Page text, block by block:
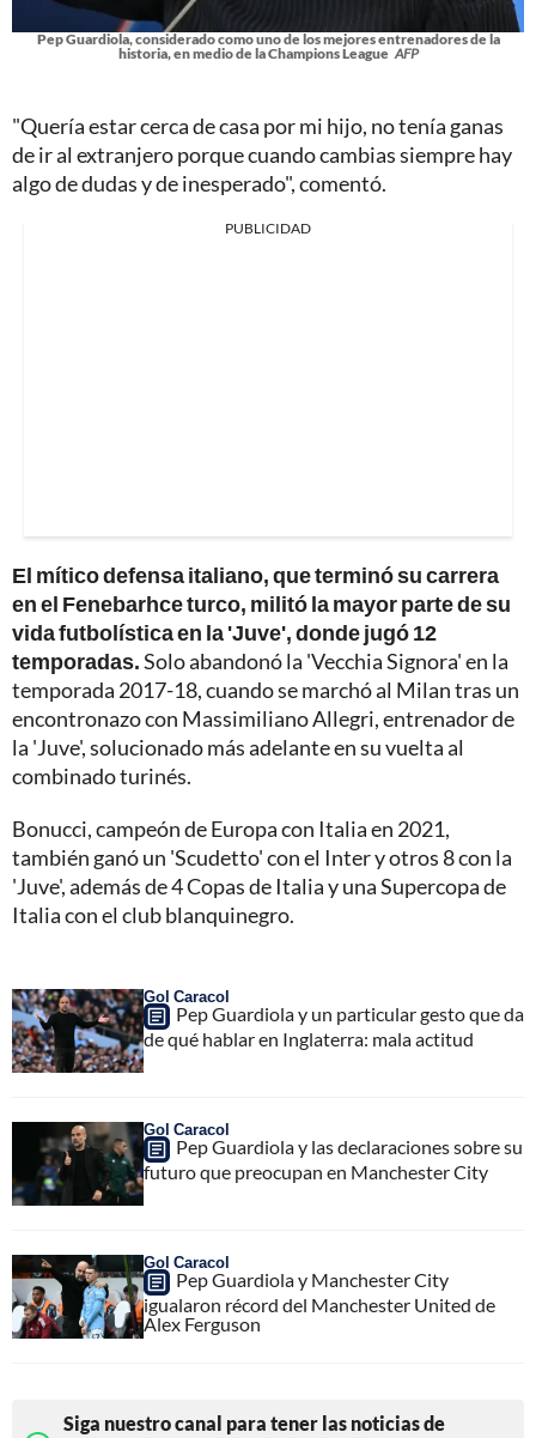
Pep Guardiola, considerado como uno de los mejores entrenadores de la
historia, en medio de la Champions League AFP
"Quería estar cerca de casa por mi hijo, no tenía ganas
de ir al extranjero porque cuando cambias siempre hay
algo de dudas y de inesperado", comentó.
PUBLICIDAD
El mítico defensa italiano, que terminó su carrera
en el Fenebarhce turco, militó la mayor parte de su
vida futbolística en la 'Juve', donde jugó 12
temporadas.Solo abandonó la 'Vecchia Signora' en la
temporada 2017-18, cuando se marchó al Milan tras un
encontronazo con Massimiliano Allegri, entrenador de
la 'Juve', solucionado más adelante en su vuelta al
combinado turinés.
Bonucci, campeón de Europa con Italia en 2021,
también ganó un 'Scudetto' con el Inter y otros 8 con la
'Juve', además de 4 Copas de Italia y una Supercopa de
Italia con el club blanquinegro.
Gol Caracol
Pep Guardiola y un particular gesto que da
de qué hablar en Inglaterra: mala actitud
Gol Caracol
Pep Guardiola y las declaraciones sobre su
futuro que preocupan en Manchester City
Gol Caracol
Pep Guardiola y Manchester City
igualaron récord del Manchester United de
Alex Ferguson
Siga nuestro canal para tener las noticias de